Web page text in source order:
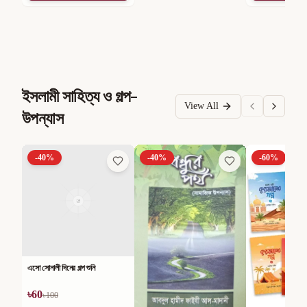
ইসলামী সাহিত্য ও গল্প-
উপন্যাস
View All
-40%
এসো সোনালী দিনের গল্প শুনি
৳60৳100
-40% -60%